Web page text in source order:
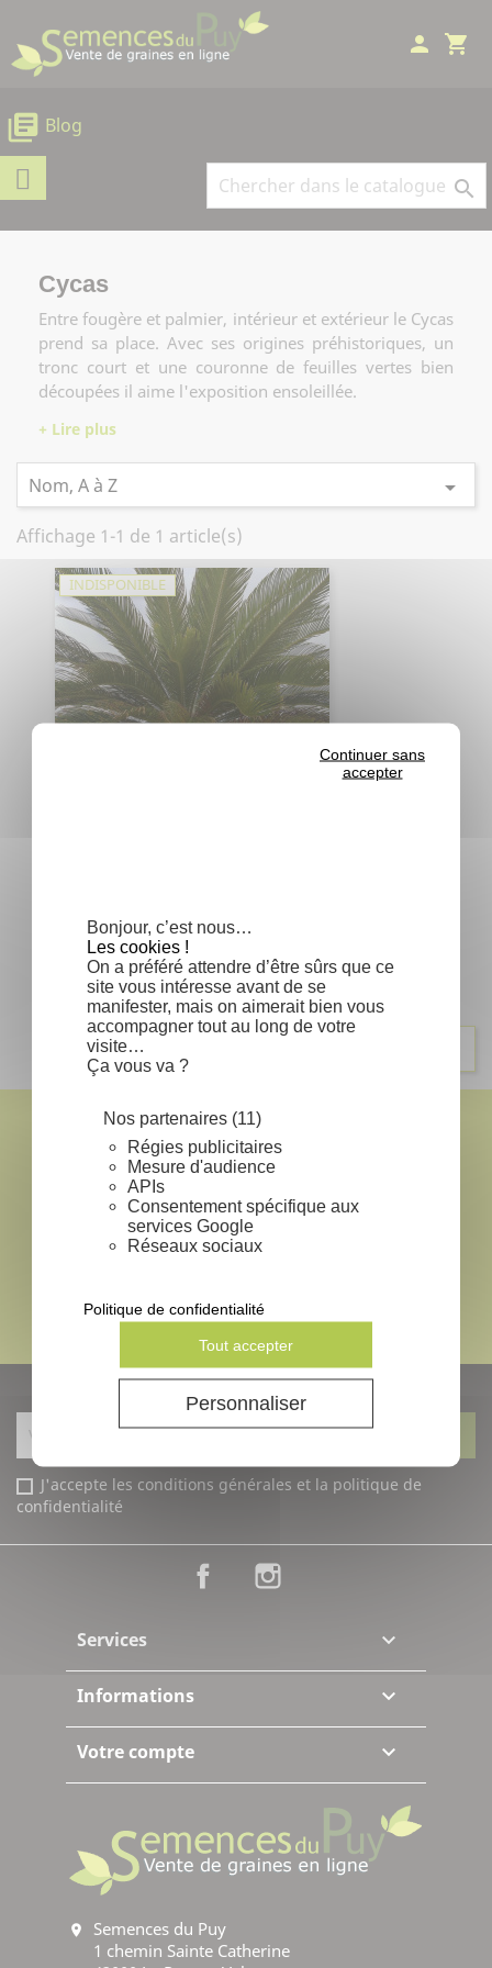
Panneau de gestion des cookies
Bonjour, c’est nous…
Les cookies !
On a préféré attendre d’être sûrs que ce
site vous intéresse avant de se
manifester, mais on aimerait bien vous
accompagner tout au long de votre
visite…
Ça vous va ?
Nos partenaires (11)
Régies publicitaires
Mesure d'audience
APIs
Consentement spécifique aux
services Google
Réseaux sociaux
Tout accepter
Continuer sans
accepter
Personnaliser
Politique de confidentialité
shopping_cart
person
library_books Blog

Cycas
Entre fougère et palmier, intérieur et extérieur le Cycas
prend sa place. Avec ses origines préhistoriques, un
tronc court et une couronne de feuilles vertes bien
découpées il aime l'exposition ensoleillée.
Nom, A à Z 
Affichage 1-1 de 1 article(s)
INDISPONIBLE
Affichage 1-1 de 1 article(s)
local_shipping
EXPÉDITION SOUS 24-48H
lock
PAIEMENT SÉCURISÉ
mail
NEWSLETTERS
J'accepte les conditions générales et la politique de
confidentialité
Facebook
Services 
Informations 
Votre compte 
location_on
Semences du Puy
1 chemin Sainte Catherine